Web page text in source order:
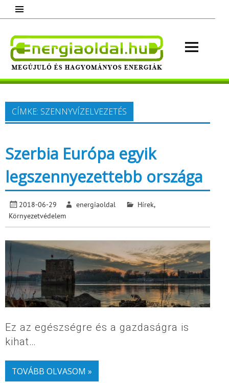
content
Megújuló és hagyományos energiák.
Minden, ami energia!
CÍMKE: SZENNYVÍZELVEZETÉS
Szerbia Európa egyik
legszennyezettebb országa
2018-06-29 energiaoldal Hírek,
Környezetvédelem
Ez az egészségre és a gazdaságra is
kihat…
TOVÁBB OLVASOM »